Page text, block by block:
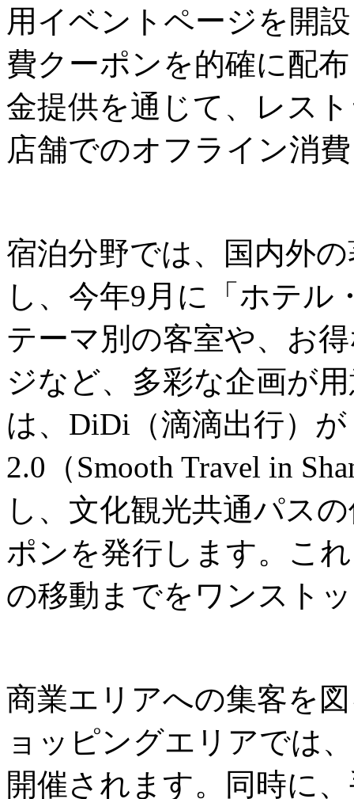
用イベントページを開
費クーポンを的確に配
金提供を通じて、レス
店舗でのオフライン消
宿泊分野では、国内外
し、今年9月に「ホテル
テーマ別の客室や、お
ジなど、多彩な企画が
は、DiDi（滴滴出行）
2.0（Smooth Travel in
し、文化観光共通パス
ポンを発行します。こ
の移動までをワンスト
商業エリアへの集客を
ョッピングエリアでは
開催されます。同時に